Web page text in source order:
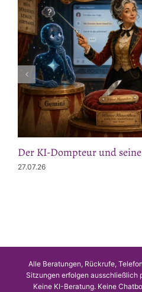
Der KI-Dompteur und
27.07.26
Alle Beratungen, Rückrufe,
Sitzungen erfolgen ausschließlich
Keine KI-Beratung. Keine